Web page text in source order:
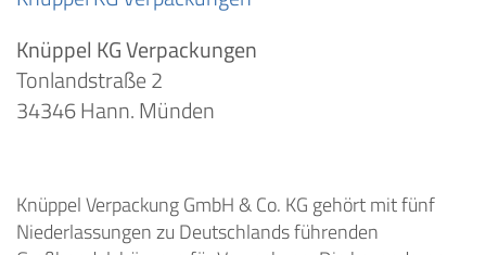
Knüppel KG Verpackungen
Tonlandstraße 2
34346 Hann. Münden
Knüppel Verpackung GmbH & Co. KG gehört mit fünf
Niederlassungen zu Deutschlands führenden